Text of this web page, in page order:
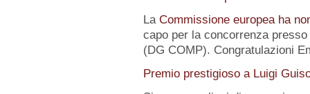
La Commissione europea ha
capo per la concorrenza
(DG COMP). Congratulazioni
Premio prestigioso a Luigi